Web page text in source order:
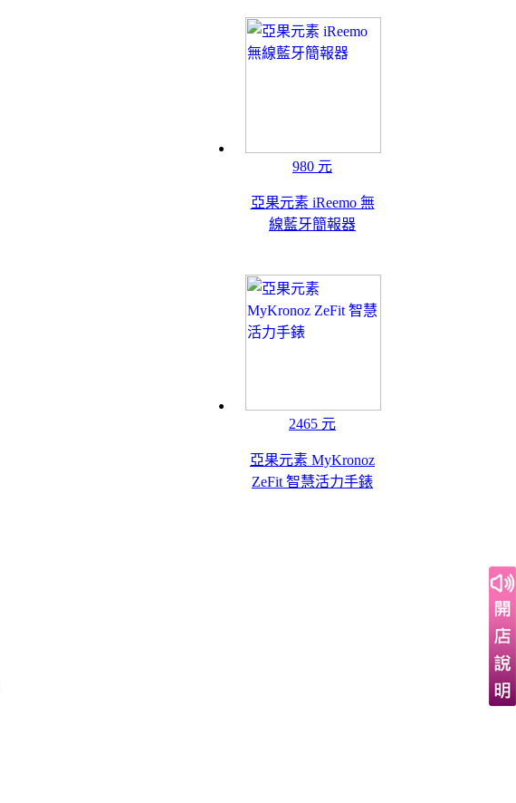
980 元
亞果元素 iReemo 無
線藍牙簡報器
2465 元
亞果元素 MyKronoz
ZeFit 智慧活力手錶